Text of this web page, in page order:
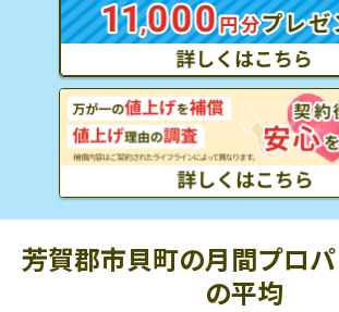
芳賀郡市貝町の月間プロ
の平均